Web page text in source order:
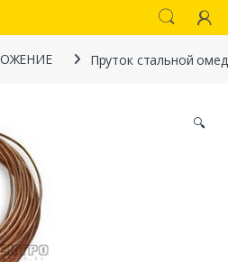
Пруток стальной
🔍